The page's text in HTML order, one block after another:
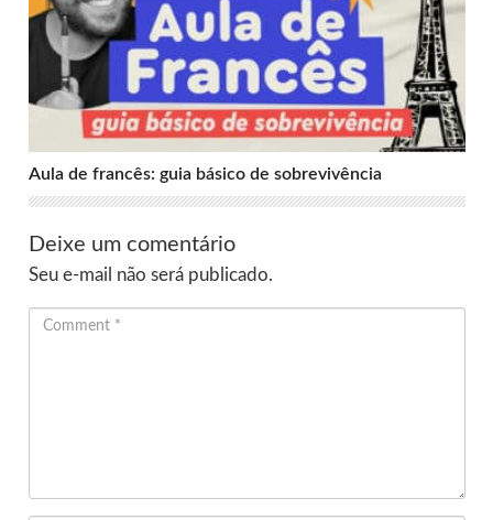
Aula de francês: guia básico de sobrevivência
Deixe um comentário
Seu e-mail não será publicado.